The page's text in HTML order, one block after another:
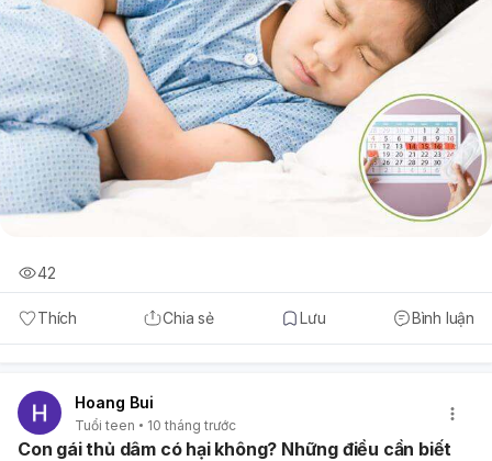
Thích Chia sẻ Lưu Bình luận
42
Hoang Bui
Tuổi teen 10 tháng trước
Con gái thủ dâm có hại không? Những điều cần biết